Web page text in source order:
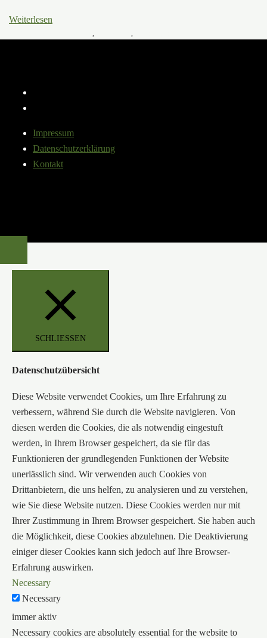
Weiterlesen
, ,
Impressum
Datenschutzerklärung
Kontakt
SCHLIESSEN
Datenschutzübersicht
Diese Website verwendet Cookies, um Ihre Erfahrung zu
verbessern, während Sie durch die Website navigieren. Von
diesen werden die Cookies, die als notwendig eingestuft
werden, in Ihrem Browser gespeichert, da sie für das
Funktionieren der grundlegenden Funktionen der Website
unerlässlich sind. Wir verwenden auch Cookies von
Drittanbietern, die uns helfen, zu analysieren und zu verstehen,
wie Sie diese Website nutzen. Diese Cookies werden nur mit
Ihrer Zustimmung in Ihrem Browser gespeichert. Sie haben auch
die Möglichkeit, diese Cookies abzulehnen. Die Deaktivierung
einiger dieser Cookies kann sich jedoch auf Ihre Browser-
Erfahrung auswirken.
Necessary
Necessary
immer aktiv
Necessary cookies are absolutely essential for the website to